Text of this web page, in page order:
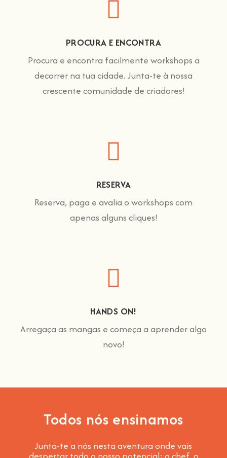
PROCURA E ENCONTRA
Procura e encontra facilmente workshops a
decorrer na tua cidade. Junta-te à nossa
crescente comunidade de criadores!
RESERVA
Reserva, paga e avalia o workshops com
apenas alguns cliques!
HANDS ON!
Arregaça as mangas e começa a aprender algo
novo!
Todos nós ensinamos
Junta-te a nós nesta aventura onde vais